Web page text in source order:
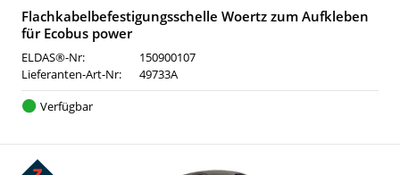
Flachkabelbefestigungsschelle Woertz zum Aufkleben
für Ecobus power
ELDAS®-Nr:
150900107
Lieferanten-Art-Nr:
49733A
Verfügbar